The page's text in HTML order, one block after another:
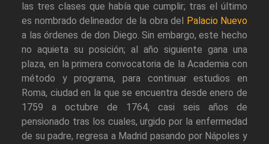
las tres clases que había que cumplir; tras el último
es nombrado delineador de la obra del
Palacio Nuevo
a las órdenes de don Diego. Sin embargo, este hecho
no aquieta su posición; al año siguiente gana una
plaza, en la primera convocatoria de la Academia con
método y programa, para continuar estudios en
Roma, ciudad en la que se encuentra desde enero de
1759 a octubre de 1764, casi seis años de
pensionado tras los cuales, urgido por la enfermedad
de su padre, regresa a Madrid pasando por Nápoles y